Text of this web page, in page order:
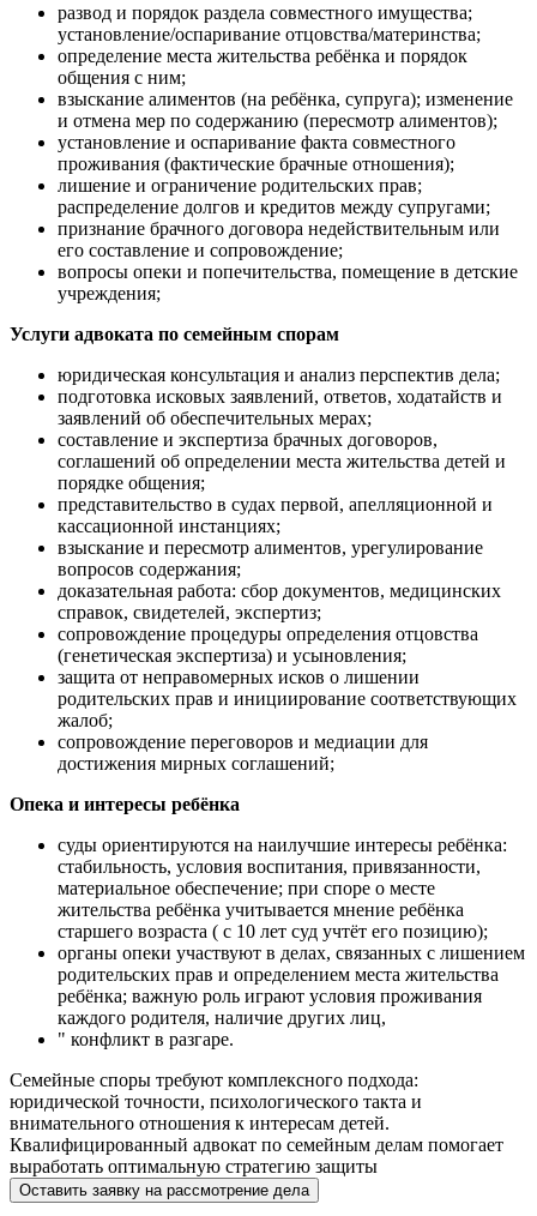
развод и порядок раздела совместного имущества;
установление/оспаривание отцовства/материнства;
определение места жительства ребёнка и порядок
общения с ним;
взыскание алиментов (на ребёнка, супруга); изменение
и отмена мер по содержанию (пересмотр алиментов);
установление и оспаривание факта совместного
проживания (фактические брачные отношения);
лишение и ограничение родительских прав;
распределение долгов и кредитов между супругами;
признание брачного договора недействительным или
его составление и сопровождение;
вопросы опеки и попечительства, помещение в детские
учреждения;
Услуги адвоката по семейным спорам
юридическая консультация и анализ перспектив дела;
подготовка исковых заявлений, ответов, ходатайств и
заявлений об обеспечительных мерах;
составление и экспертиза брачных договоров,
соглашений об определении места жительства детей и
порядке общения;
представительство в судах первой, апелляционной и
кассационной инстанциях;
взыскание и пересмотр алиментов, урегулирование
вопросов содержания;
доказательная работа: сбор документов, медицинских
справок, свидетелей, экспертиз;
сопровождение процедуры определения отцовства
(генетическая экспертиза) и усыновления;
защита от неправомерных исков о лишении
родительских прав и инициирование соответствующих
жалоб;
сопровождение переговоров и медиации для
достижения мирных соглашений;
Опека и интересы ребёнка
суды ориентируются на наилучшие интересы ребёнка:
стабильность, условия воспитания, привязанности,
материальное обеспечение; при споре о месте
жительства ребёнка учитывается мнение ребёнка
старшего возраста ( с 10 лет суд учтёт его позицию);
органы опеки участвуют в делах, связанных с лишением
родительских прав и определением места жительства
ребёнка; важную роль играют условия проживания
каждого родителя, наличие других лиц,
" конфликт в разгаре.
Семейные споры требуют комплексного подхода:
юридической точности, психологического такта и
внимательного отношения к интересам детей.
Квалифицированный адвокат по семейным делам помогает
выработать оптимальную стратегию защиты
Оставить заявку на рассмотрение дела